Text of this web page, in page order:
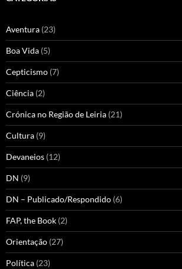
Aventura (23)
Boa Vida (5)
Cepticismo (7)
Ciência (2)
Crónica no Região de Leiria (21)
Cultura (9)
Devaneios (12)
DN (9)
DN – Publicado/Respondido (6)
FAP, the Book (2)
Orientação (27)
Política (23)